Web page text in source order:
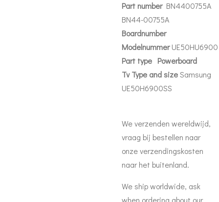
Part number BN4400755A
BN44-00755A
Boardnumber
ModelnummerUE50HU6900
Part type Powerboard
Tv Type and sizeSamsung
UE50H6900SS
We verzenden wereldwijd,
vraag bij bestellen naar
onze verzendingskosten
naar het buitenland.
We ship worldwide, ask
when ordering about our